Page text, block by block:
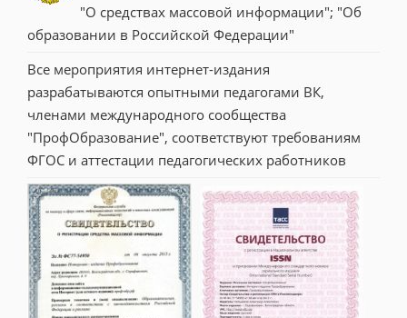
"О средствах массовой информации"; "Об
образовании в Российской Федерации"
Все мероприятия интернет-издания
разрабатываются опытными педагогами ВК,
членами международного сообщества
"ПрофОбразование", соответствуют требованиям
ФГОС и аттестации педагогических работников